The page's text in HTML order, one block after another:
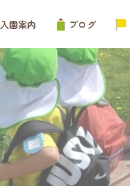
入園案内 ブログ